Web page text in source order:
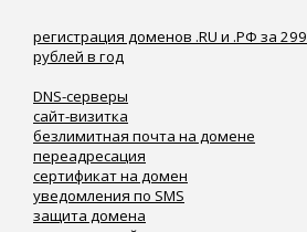
регистрация доменов .RU и .РФ за 299
рублей в год
DNS-серверы
сайт-визитка
безлимитная почта на домене
переадресация
сертификат на домен
уведомления по SMS
защита домена